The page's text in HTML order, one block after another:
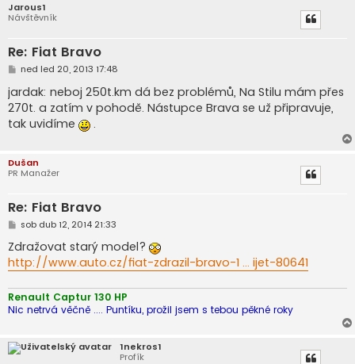
Jarous1
Návštěvník
Re: Fiat Bravo
P
í
s
p
ě
v
ned led 20, 2013 17:48
jardak: neboj 250t.km dá bez problémů, Na Stilu mám přes
270t. a zatím v pohodě. Nástupce Brava se už připravuje,
tak uvidíme
.
Dušan
PR Manažer
Re: Fiat Bravo
P
í
s
p
ě
v
e
k
sob dub 12, 2014 21:33
Zdražovat starý model?
http://www.auto.cz/fiat-zdrazil-bravo-1 ... ijet-80641
Renault Captur 130 HP
Nic netrvá věčně .... Puntíku, prožil jsem s tebou pěkné roky
1nekros1
Profík